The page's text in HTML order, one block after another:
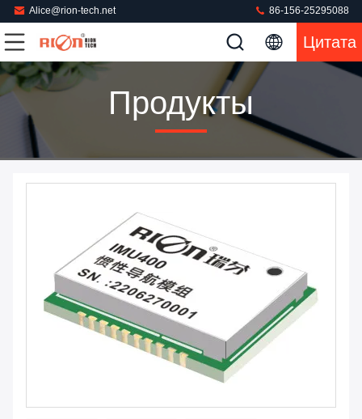
Alice@rion-tech.net 86-156-25295088
Цитата
Продукты